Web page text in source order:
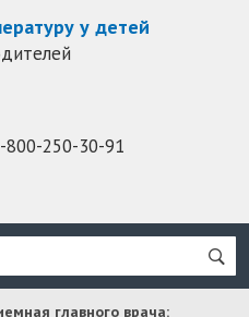
у детей
800-250-30-91
главного врача: